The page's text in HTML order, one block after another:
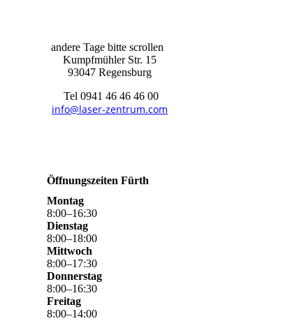
andere Tage bitte scrollen
Kumpfmühler Str. 15
93047 Regensburg
Tel 0941 46 46 46 00
info@laser-zentrum.com
Öffnungszeiten Fürth
Montag
8:00–16:30
Dienstag
8:00–18:00
Mittwoch
8:00–17:30
Donnerstag
8:00–16:30
Freitag
8:00–14:00